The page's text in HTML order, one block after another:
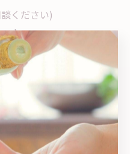
ください)
salon
ィ有り(手ぶらでOK)
れOK
なしダイエット
テ #松橋